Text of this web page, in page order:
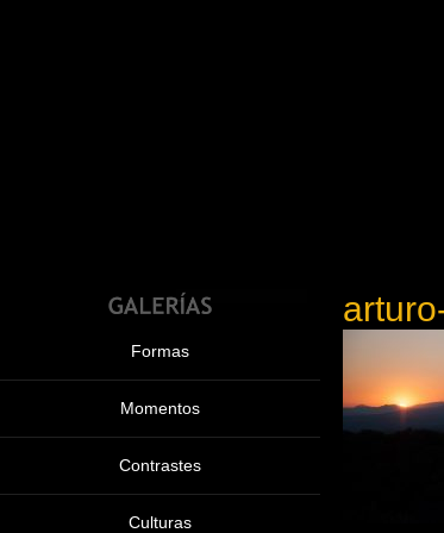
Formas
Momentos
Contrastes
Culturas